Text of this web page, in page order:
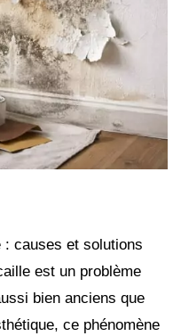
: causes et solutions
est un problème
bien anciens que
ce phénomène